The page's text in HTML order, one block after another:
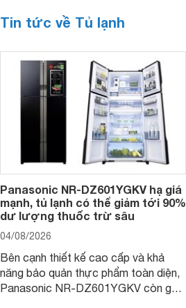
Tin tức về Tủ lạnh
Panasonic NR-DZ601YGKV hạ giá
mạnh, tủ lạnh có thể giảm tới 90%
dư lượng thuốc trừ sâu
04/08/2026
Bên cạnh thiết kế cao cấp và khả
năng bảo quản thực phẩm toàn diện,
Panasonic NR-DZ601YGKV còn gây